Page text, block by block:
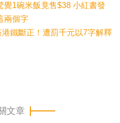
覺1碗米飯竟售$38 小紅書發
兩個字
鐵斷正！遭罰千元以7字解釋
文章